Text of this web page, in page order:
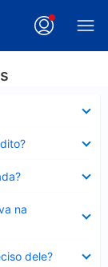
na
dele?